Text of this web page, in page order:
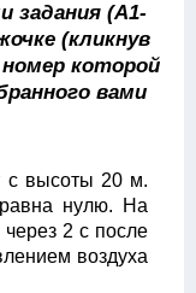
задания (А1-
(кликнув
которой
вами
с высоты 20 м.
равна нулю. На
2 с после
воздуха